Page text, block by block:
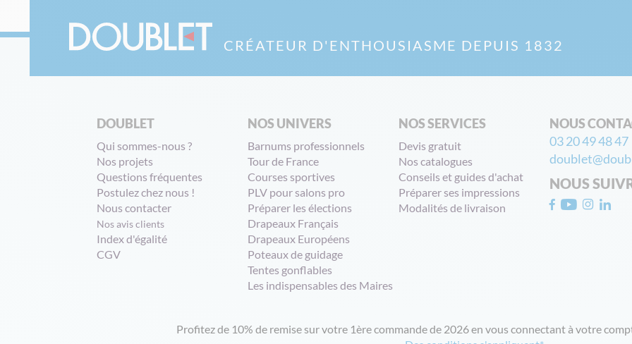
CRÉATEUR D'ENTHOUSIASME DEPUIS 1832
DOUBLET
Qui sommes-nous ?
Nos projets
Questions fréquentes
Postulez chez nous !
Nous contacter
Nos avis clients
Index d'égalité
CGV
NOS UNIVERS
Barnums professionnels
Tour de France
Courses sportives
PLV pour salons pro
Préparer les élections
Drapeaux Français
Drapeaux Européens
Poteaux de guidage
Tentes gonflables
Les indispensables des Maires
NOS SERVICES
Devis gratuit
Nos catalogues
Conseils et guides d'achat
Préparer ses impressions
Modalités de livraison
NOUS
03 20 49 48 47
NOUS
Profitez de 10% de remise sur votre 1ère commande de 2026 en vous connectant à votre